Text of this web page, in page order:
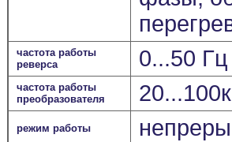
частота работы
реверса
0...50
частота работы
преобразователя
режим работы